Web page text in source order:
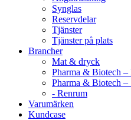
Synglas
Reservdelar
Tjänster
Tjänster på plats
Brancher
Mat & dryck
Pharma & Biotech
Pharma & Biotech –
- Renrum
Varumärken
Kundcase